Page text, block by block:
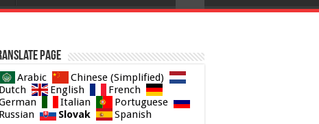
page
Arabic
Chinese (Simplified)
Dutch
English
French
Italian
Portuguese
Russian
Slovak Spanish